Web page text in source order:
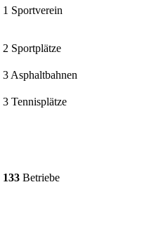
1 Sportverein
2 Sportplätze
3 Asphaltbahnen
3 Tennisplätze
133 Betriebe